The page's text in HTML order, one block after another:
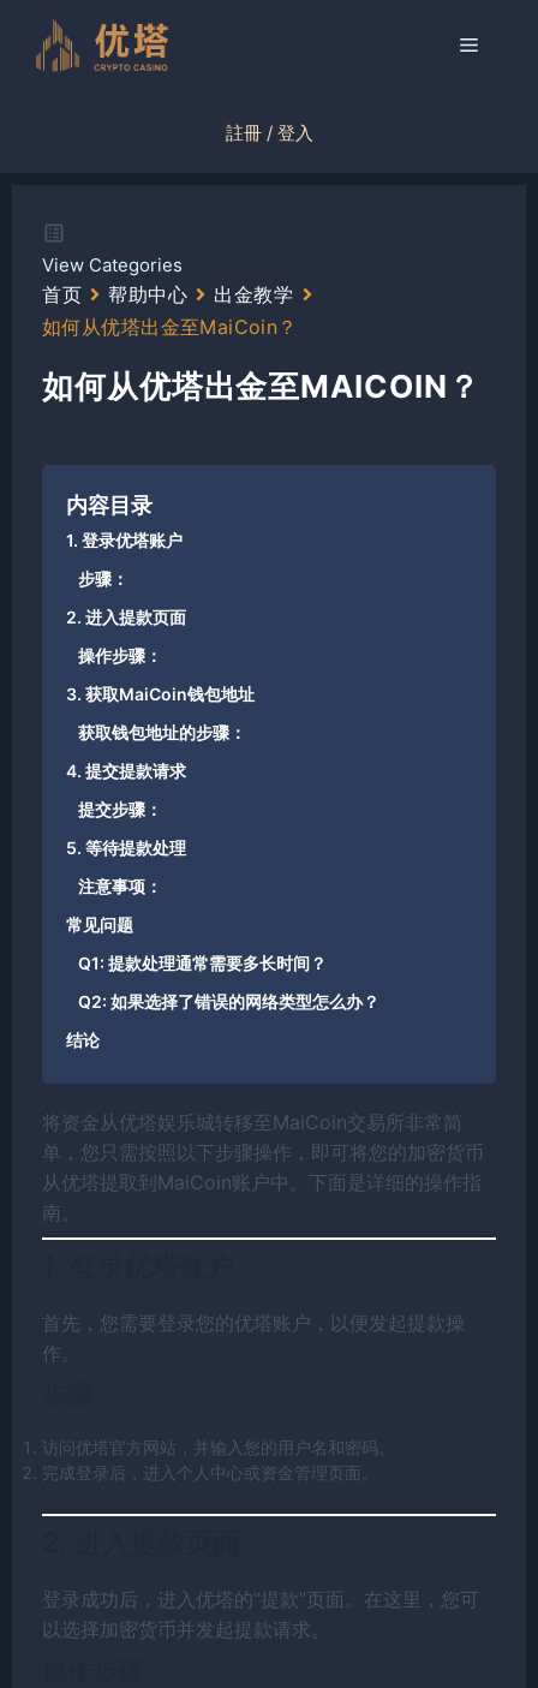
菜
註冊 / 登入
View Categories
首页 帮助中心
出金教学
如何从优塔出金至MaiCoin？
如何从优塔出金至MAICOIN？
内容目录
1. 登录优塔账户
步骤：
2. 进入提款页面
操作步骤：
3. 获取MaiCoin钱包地址
获取钱包地址的步骤：
4. 提交提款请求
提交步骤：
5. 等待提款处理
注意事项：
常见问题
Q1: 提款处理通常需要多长时间？
Q2: 如果选择了错误的网络类型怎么办？
结论
将资金从优塔娱乐城转移至MaiCoin交易所非常简
单，您只需按照以下步骤操作，即可将您的加密货币
从优塔提取到MaiCoin账户中。下面是详细的操作指
南。
首先，您需要登录您的优塔账户，以便发起提款操
作。
访问优塔官方网站，并输入您的用户名和密码。
完成登录后，进入个人中心或资金管理页面。
登录成功后，进入优塔的“提款”页面。在这里，您可
以选择加密货币并发起提款请求。